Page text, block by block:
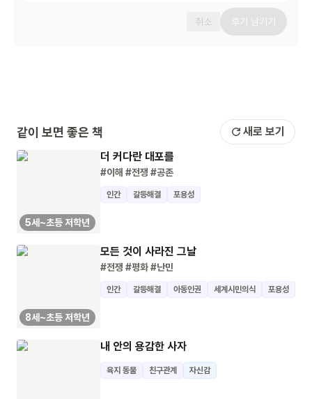
취소 후기 남기기
같이 보면 좋은 책 새로 보기
5세~초등 저학년
더 커다란 대포를
#이해 #전쟁 #공존
인간 갈등해결 포용성
8세~초등 저학년
모든 것이 사라진 그날
#전쟁 #평화#난민
인간 갈등해결 아동인권 세계시민의식 포용성
내 안의 용감한 사자
육지 동물 친구관계 자신감